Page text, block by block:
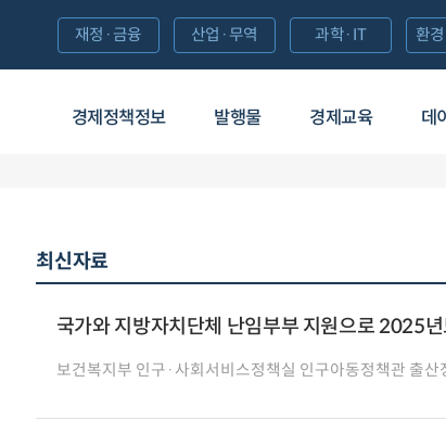
경제정책정보 발행물 경제교육 데
재정·금융 산업·무역 과학·IT 환
최신자료
국가와 지방자치단체 난임부부 지원으로 2025
보건복지부 인구·사회서비스정책실 인구아동정책관 출산